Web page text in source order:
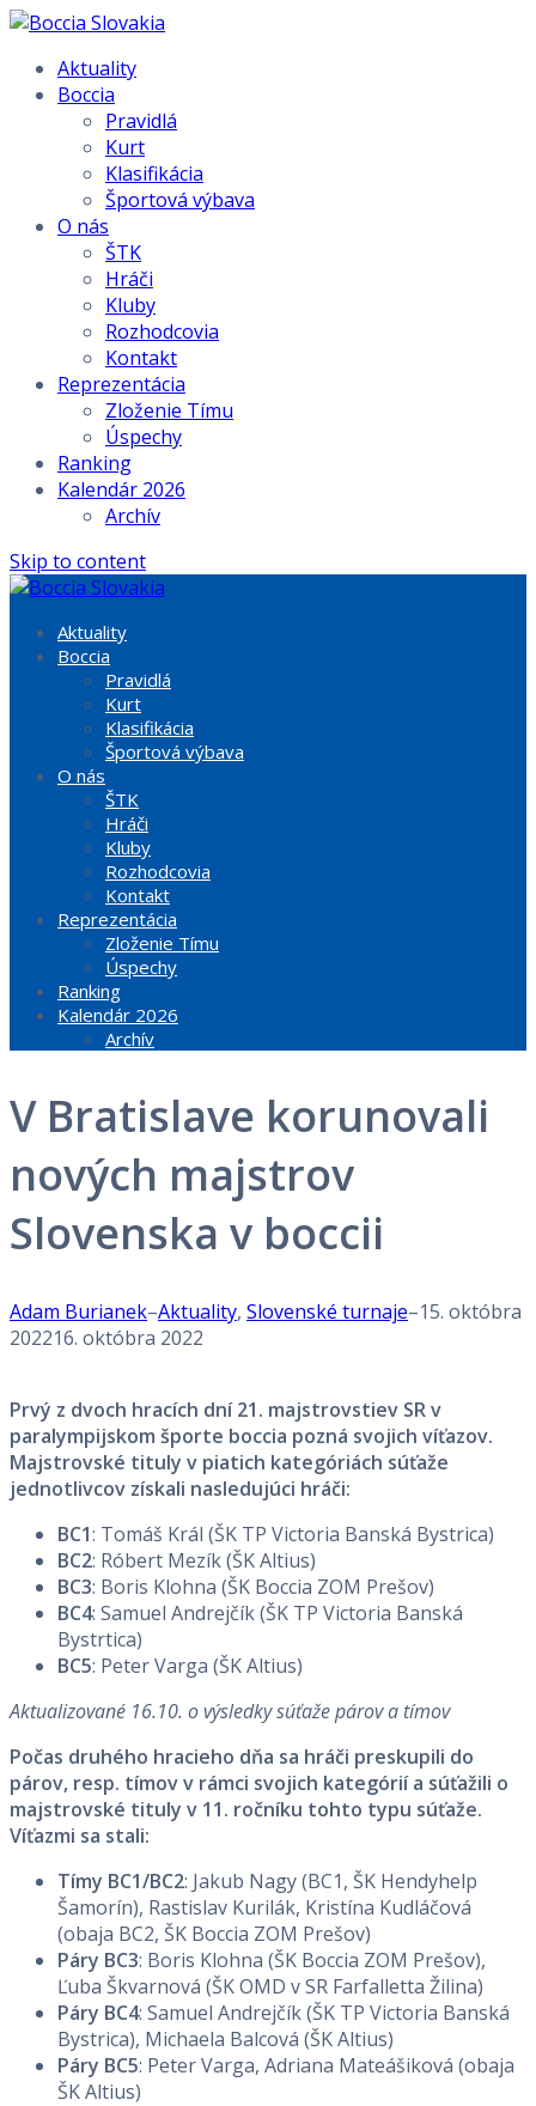
Aktuality
Boccia
Pravidlá
Kurt
Klasifikácia
Športová výbava
O nás
ŠTK
Hráči
Kluby
Rozhodcovia
Kontakt
Reprezentácia
Zloženie Tímu
Úspechy
Ranking
Kalendár 2026
Archív
Skip to content
Aktuality
Boccia
Pravidlá
Kurt
Klasifikácia
Športová výbava
O nás
ŠTK
Hráči
Kluby
Rozhodcovia
Kontakt
Reprezentácia
Zloženie Tímu
Úspechy
Ranking
Kalendár 2026
Archív
V Bratislave korunovali
nových majstrov
Slovenska v boccii
Adam Burianek–Aktuality, Slovenské turnaje–15. októbra
202216. októbra 2022
Prvý z dvoch hracích dní 21. majstrovstiev SR v
paralympijskom športe boccia pozná svojich víťazov.
Majstrovské tituly v piatich kategóriách súťaže
jednotlivcov získali nasledujúci hráči:
BC1: Tomáš Král (ŠK TP Victoria Banská Bystrica)
BC2: Róbert Mezík (ŠK Altius)
BC3: Boris Klohna (ŠK Boccia ZOM Prešov)
BC4: Samuel Andrejčík (ŠK TP Victoria Banská
Bystrtica)
BC5: Peter Varga (ŠK Altius)
Aktualizované 16.10. o výsledky súťaže párov a tímov
Počas druhého hracieho dňa sa hráči preskupili do
párov, resp. tímov v rámci svojich kategórií a súťažili o
majstrovské tituly v 11. ročníku tohto typu súťaže.
Víťazmi sa stali:
Tímy BC1/BC2: Jakub Nagy (BC1, ŠK Hendyhelp
Šamorín), Rastislav Kurilák, Kristína Kudláčová
(obaja BC2, ŠK Boccia ZOM Prešov)
Páry BC3: Boris Klohna (ŠK Boccia ZOM Prešov),
Ľuba Škvarnová (ŠK OMD v SR Farfalletta Žilina)
Páry BC4: Samuel Andrejčík (ŠK TP Victoria Banská
Bystrica), Michaela Balcová (ŠK Altius)
Páry BC5: Peter Varga, Adriana Mateášiková (obaja
ŠK Altius)